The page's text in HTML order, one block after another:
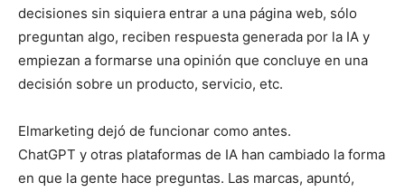
decisiones sin siquiera entrar a una página web, sólo
preguntan algo, reciben respuesta generada por la IA y
empiezan a formarse una opinión que concluye en una
decisión sobre un producto, servicio, etc.
Elmarketing dejó de funcionar como antes.
ChatGPT y otras plataformas de IA han cambiado la forma
en que la gente hace preguntas. Las marcas, apuntó,